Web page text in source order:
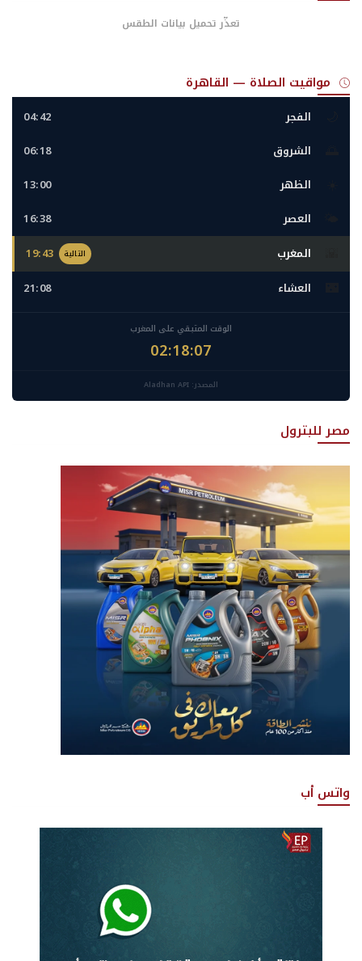
تعذّر تحميل بيانات الطقس
مواقيت الصلاة — القاهرة
الفجر 04:42
الشروق 06:18
الظهر 13:00
العصر 16:38
المغرب التالية 19:43
العشاء 21:08
الوقت المتبقي على المغرب
02:18:06
المصدر: Aladhan API
مصر للبترول
واتس أب